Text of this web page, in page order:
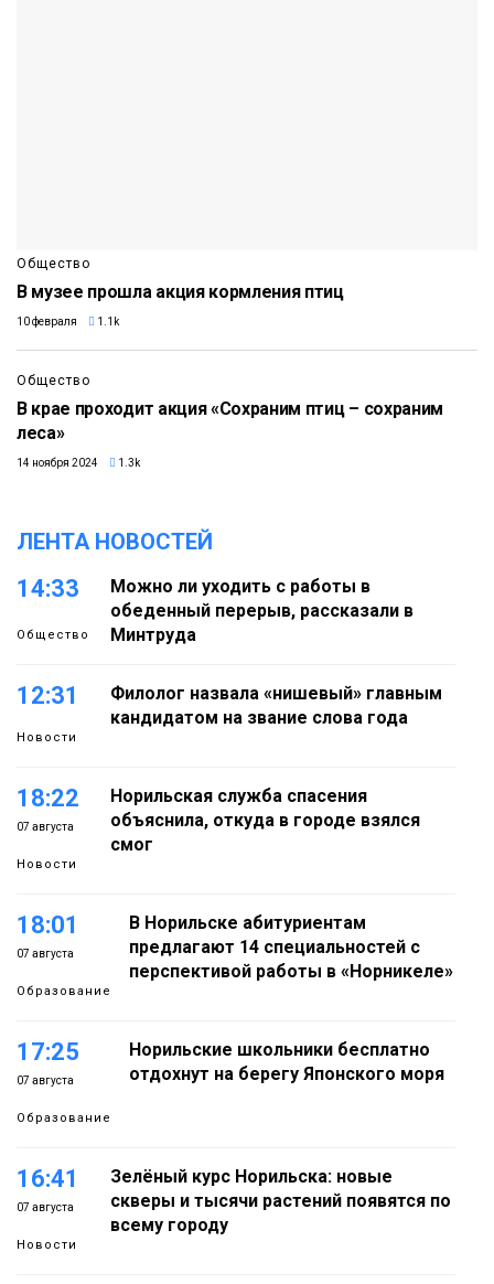
Общество
В музее прошла акция кормления птиц
10 февраля 1.1k
Общество
В крае проходит акция «Сохраним птиц – сохраним
леса»
14 ноября 2024 1.3k
ЛЕНТА НОВОСТЕЙ
14:33
Общество
Можно ли уходить с работы в
обеденный перерыв, рассказали в
Минтруда
12:31
Новости
Филолог назвала «нишевый» главным
кандидатом на звание слова года
18:22
07 августа
Новости
Норильская служба спасения
объяснила, откуда в городе взялся
смог
18:01
07 августа
Образование
В Норильске абитуриентам
предлагают 14 специальностей с
перспективой работы в «Норникеле»
17:25
07 августа
Образование
Норильские школьники бесплатно
отдохнут на берегу Японского моря
16:41
07 августа
Новости
Зелёный курс Норильска: новые
скверы и тысячи растений появятся по
всему городу